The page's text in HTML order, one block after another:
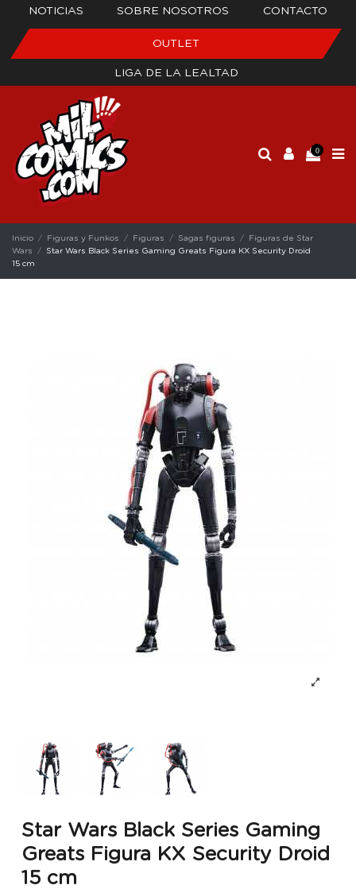
NOTICIAS SOBRE NOSOTROS CONTACTO
OUTLET
LIGA DE LA LEALTAD
0
Inicio Figuras y Funkos Figuras Sagas figuras
Figuras de Star
Wars
Star Wars Black Series Gaming Greats Figura KX Security Droid
15 cm
Star Wars Black Series Gaming
Greats Figura KX Security Droid
15 cm